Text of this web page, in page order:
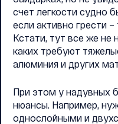
счет легкости судно
если активно грести
Кстати, тут все же не
каких требуют
алюминия и других
При этом у надувных
нюансы. Например,
однослойными и